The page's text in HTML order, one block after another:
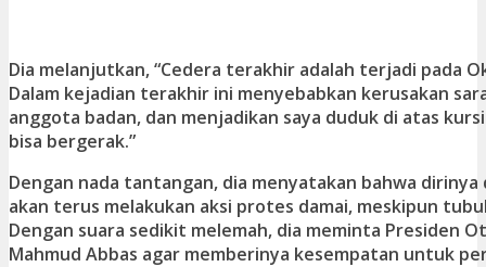
Dia melanjutkan, “Cedera terakhir adalah terjadi pada
Dalam kejadian terakhir ini menyebabkan kerusakan
anggota badan, dan menjadikan saya duduk di atas
bisa bergerak.”
Dengan nada tantangan, dia menyatakan bahwa dirinya
akan terus melakukan aksi protes damai, meskipun
Dengan suara sedikit melemah, dia meminta Presiden
Mahmud Abbas agar memberinya kesempatan untuk